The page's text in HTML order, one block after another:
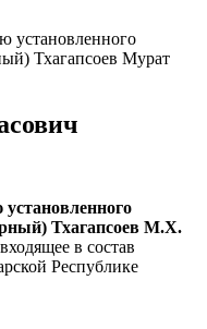
Тхагапсоев М.Х.
входящее в состав
Республике